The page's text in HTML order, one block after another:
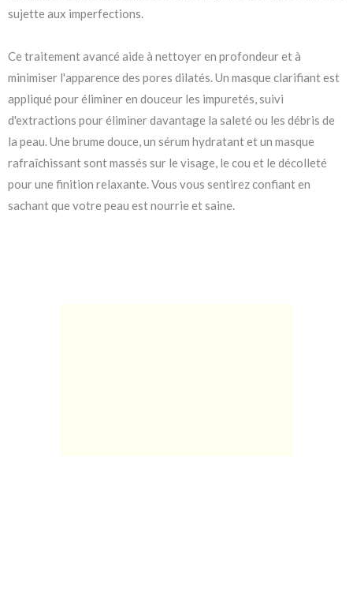
sujette aux imperfections.
Ce traitement avancé aide à nettoyer en profondeur et à
minimiser l'apparence des pores dilatés. Un masque clarifiant est
appliqué pour éliminer en douceur les impuretés, suivi
d'extractions pour éliminer davantage la saleté ou les débris de
la peau. Une brume douce, un sérum hydratant et un masque
rafraîchissant sont massés sur le visage, le cou et le décolleté
pour une finition relaxante. Vous vous sentirez confiant en
sachant que votre peau est nourrie et saine.